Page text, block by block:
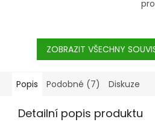
ZOBRAZIT VŠECHNY
Popis Podobné (7) Diskuze
Detailní popis produktu